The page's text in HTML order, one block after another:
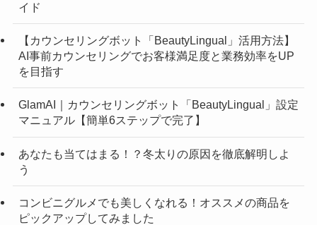
イド
【カウンセリングボット「BeautyLingual」活用方法】
AI事前カウンセリングでお客様満足度と業務効率をUP
を目指す
GlamAI｜カウンセリングボット「BeautyLingual」設定
マニュアル【簡単6ステップで完了】
あなたも当てはまる！？冬太りの原因を徹底解明しよ
う
コンビニグルメでも美しくなれる！オススメの商品を
ピックアップしてみました